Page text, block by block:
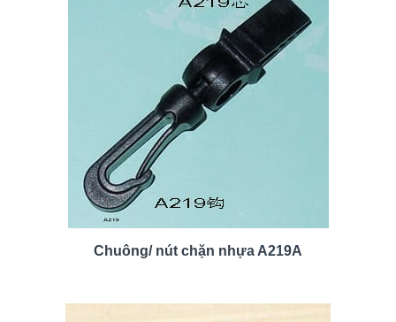
Chuông/ nút chặn nhựa A219A